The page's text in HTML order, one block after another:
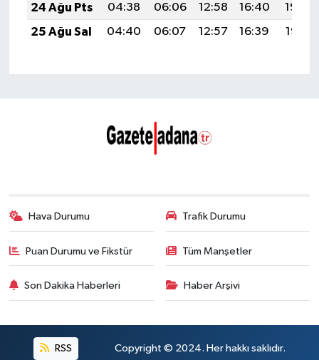
24 Ağu Pts
04:38 06:06 12:58 16:40
19:39
25 Ağu Sal
04:40 06:07 12:57 16:39 19:38
Hava Durumu Trafik Durumu
Puan Durumu ve Fikstür Tüm Manşetler
Son Dakika Haberleri Haber Arşivi
RSS Copyright © 2024. Her hakkı saklıdır.